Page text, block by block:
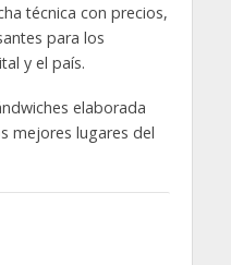
técnica con precios,
para los
y el país.
elaborada
mejores lugares del